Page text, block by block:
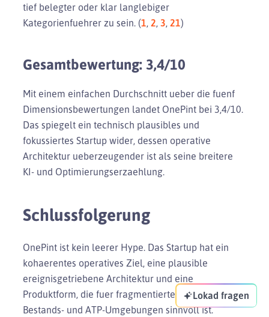
tief belegter oder klar langlebiger
Kategorienfuehrer zu sein. (1, 2, 3, 21)
Gesamtbewertung: 3,4/10
Mit einem einfachen Durchschnitt ueber die fuenf
Dimensionsbewertungen landet OnePint bei 3,4/10.
Das spiegelt ein technisch plausibles und
fokussiertes Startup wider, dessen operative
Architektur ueberzeugender ist als seine breitere
KI- und Optimierungserzaehlung.
Schlussfolgerung
OnePint ist kein leerer Hype. Das Startup hat ein
kohaerentes operatives Ziel, eine plausible
ereignisgetriebene Architektur und eine
Produktform, die fuer fragmentierte Omnichannel-
Bestands- und ATP-Umgebungen sinnvoll ist.
Lokad fragen